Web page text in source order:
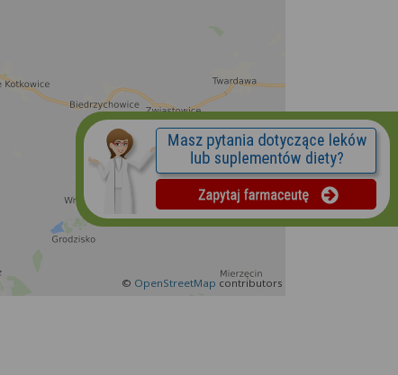
© OpenStreetMap contributors